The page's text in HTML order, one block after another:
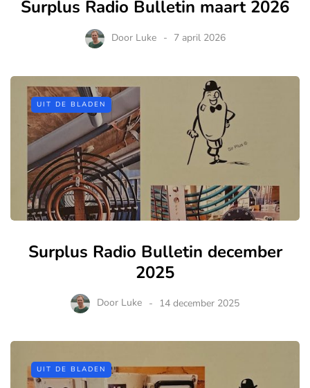
Surplus Radio Bulletin maart 2026
Door Luke 7 april 2026
UIT DE BLADEN
Surplus Radio Bulletin december
2025
Door Luke 14 december 2025
UIT DE BLADEN